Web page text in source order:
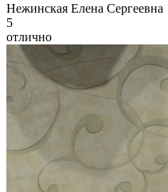
Нежинская Елена Сергеевна
5
отлично